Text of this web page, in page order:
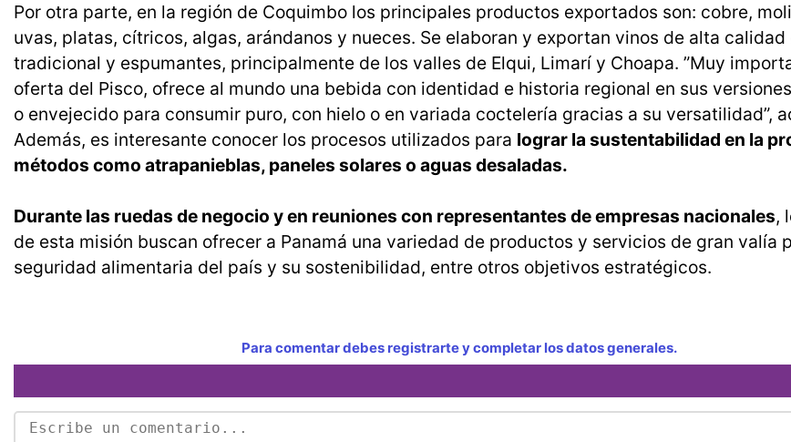
Por otra parte, en la región de Coquimbo los principales productos exportados son: cobre,
uvas, platas, cítricos, algas, arándanos y nueces. Se elaboran y exportan vinos de alta calidad
tradicional y espumantes, principalmente de los valles de Elqui, Limarí y Choapa. ”Muy
oferta del Pisco, ofrece al mundo una bebida con identidad e historia regional en sus
o envejecido para consumir puro, con hielo o en variada coctelería gracias a su versatilidad”,
Además, es interesante conocer los procesos utilizados para lograr la sustentabilidad en la
métodos como atrapanieblas, paneles solares o aguas desaladas.
Durante las ruedas de negocio y en reuniones con representantes de empresas nacionales,
de esta misión buscan ofrecer a Panamá una variedad de productos y servicios de gran valía
seguridad alimentaria del país y su sostenibilidad, entre otros objetivos estratégicos.
Para comentar debes registrarte y completar los datos generales.